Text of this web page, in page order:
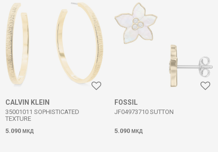
CALVIN KLEIN
35001011 SOPHISTICATED
TEXTURE
5.090 МКД
FOSSIL
JF04973710 SUTTON
5.090 МКД